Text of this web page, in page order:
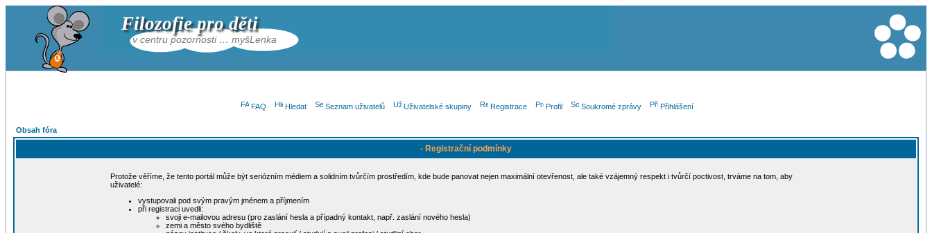
Filozofie pro děti
v centru pozornosti … myšLenka
FAQ Hledat Seznam uživatelů Uživatelské skupiny Registrace Profil Soukromé zprávy Přihlášení
Obsah fóra
- Registrační podmínky
Protože věříme, že tento portál může být seriózním médiem a solidním tvůrčím prostředím, kde bude panovat nejen maximální otevřenost, ale také vzájemný respekt i tvůrčí poctivost, trváme na tom, aby
uživatelé:
vystupovali pod svým pravým jménem a příjmením
při registraci uvedli:
svoji e-mailovou adresu (pro zaslání hesla a případný kontakt, např. zaslání nového hesla)
zemi a město svého bydliště